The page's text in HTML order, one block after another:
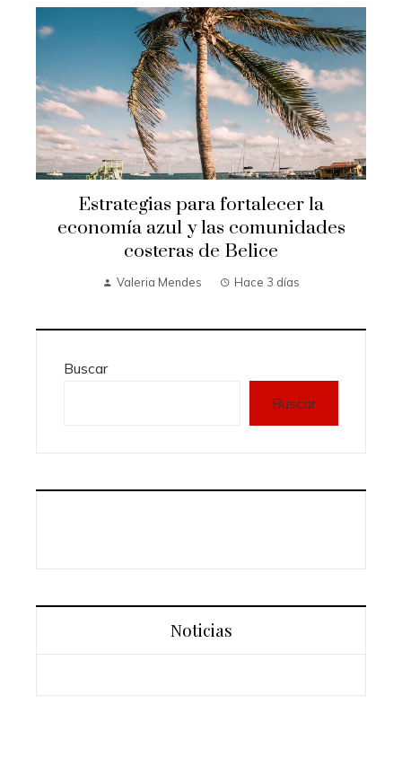
Estrategias para fortalecer la
economía azul y las comunidades
costeras de Belice
Valeria Mendes Hace 3 días
Buscar
Buscar
Noticias